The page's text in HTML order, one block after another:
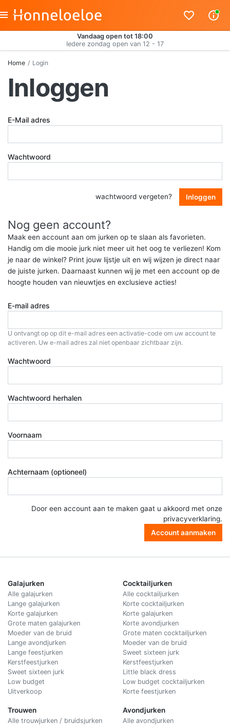
Vandaag open tot 18:00
Iedere zondag open van 12 - 17
Home Login
Inloggen
E-Mail adres
Wachtwoord
wachtwoord vergeten? Inloggen
Nog geen account?
Maak een account aan om jurken op te slaan als favorieten.
Handig om die mooie jurk niet meer uit het oog te verliezen! Kom
je naar de winkel? Print jouw lijstje uit en wij wijzen je direct naar
de juiste jurken. Daarnaast kunnen wij je met een account op de
hoogte houden van nieuwtjes en exclusieve acties!
E-mail adres
U ontvangt op op dit e-mail adres een activatie-code om uw account te
activeren. Uw e-mail adres zal niet openbaar zichtbaar zijn.
Wachtwoord
Wachtwoord herhalen
Voornaam
Achternaam (optioneel)
Door een account aan te maken gaat u akkoord met onze
privacyverklaring.
Account aanmaken
Galajurken
Alle galajurken
Lange galajurken
Korte galajurken
Grote maten galajurken
Moeder van de bruid
Lange avondjurken
Lange feestjurken
Kerstfeestjurken
Sweet sixteen jurk
Low budget
Uitverkoop
Trouwen
Alle trouwjurken / bruidsjurken
Cocktailjurken
Alle cocktailjurken
Korte cocktailjurken
Korte galajurken
Korte avondjurken
Grote maten cocktailjurken
Moeder van de bruid
Sweet sixteen jurk
Kerstfeestjurken
Little black dress
Low budget cocktailjurken
Korte feestjurken
Avondjurken
Alle avondjurken